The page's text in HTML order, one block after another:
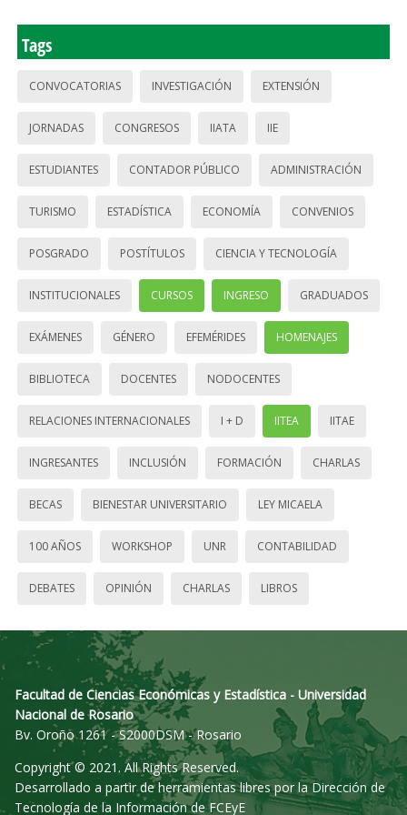
Tags
CONVOCATORIAS INVESTIGACIÓN EXTENSIÓN
JORNADAS CONGRESOS IIATA IIE
ESTUDIANTES CONTADOR PÚBLICO ADMINISTRACIÓN
TURISMO ESTADÍSTICA ECONOMÍA CONVENIOS
POSGRADO POSTÍTULOS CIENCIA Y TECNOLOGÍA
INSTITUCIONALES CURSOS INGRESO GRADUADOS
EXÁMENES GÉNERO EFEMÉRIDES HOMENAJES
BIBLIOTECA DOCENTES NODOCENTES
RELACIONES INTERNACIONALES I + D IITEA IITAE
INGRESANTES INCLUSIÓN FORMACIÓN CHARLAS
BECAS BIENESTAR UNIVERSITARIO LEY MICAELA
100 AÑOS WORKSHOP UNR CONTABILIDAD
DEBATES OPINIÓN CHARLAS LIBROS
Facultad de Ciencias Económicas y Estadística - Universidad
Nacional de Rosario
Bv. Oroño 1261 - S2000DSM - Rosario
Copyright © 2021. All Rights Reserved.
Desarrollado a partir de herramientas libres por la Dirección de
Tecnología de la Información de FCEyE